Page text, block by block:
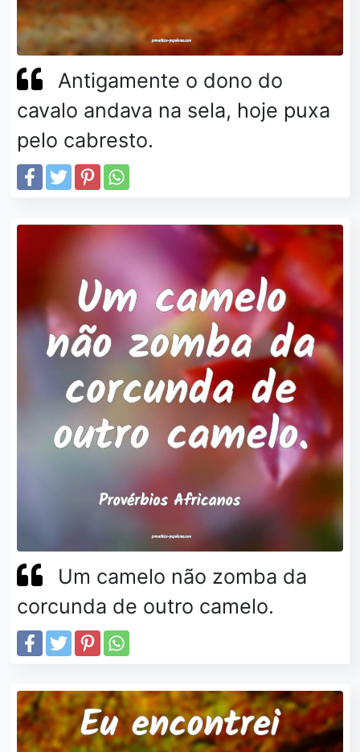
Antigamente o dono do
cavalo andava na sela, hoje puxa
pelo cabresto.
Um camelo não zomba da
corcunda de outro camelo.